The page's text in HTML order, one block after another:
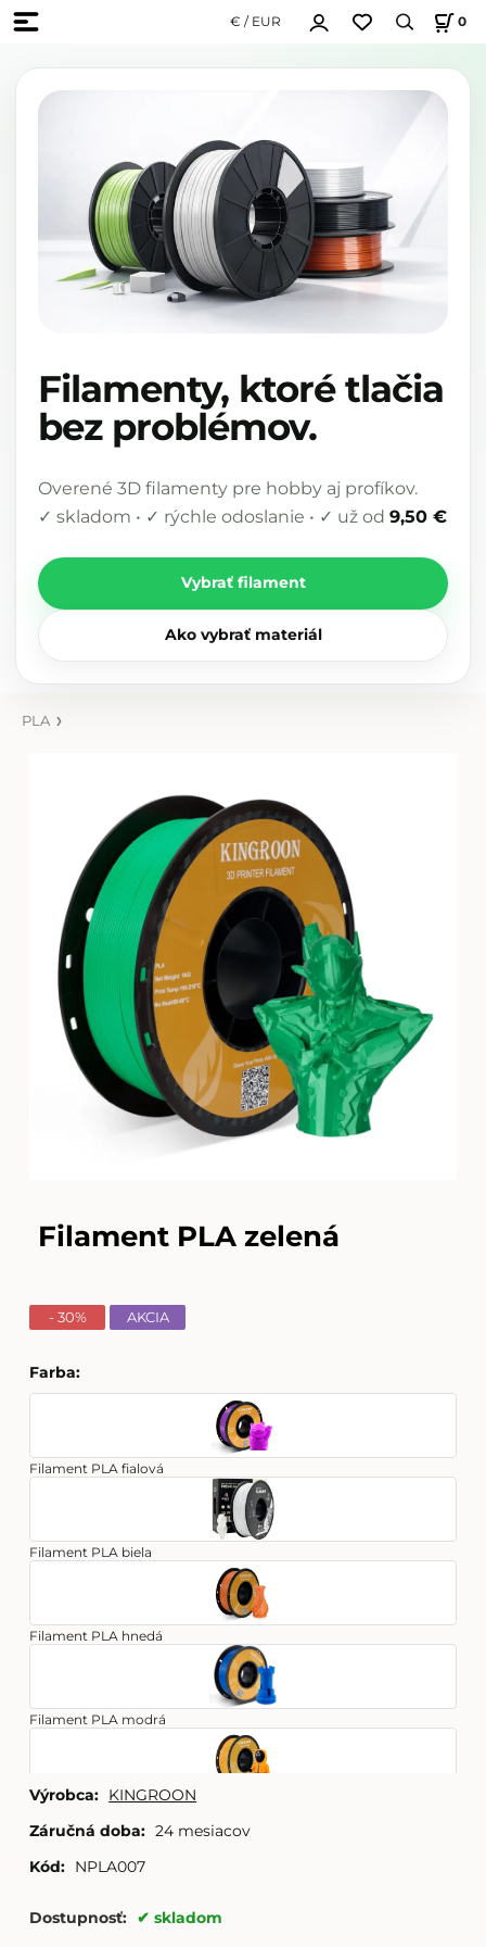
€ / EUR 0
Filamenty, ktoré tlačia
bez problémov.
Overené 3D filamenty pre hobby aj profíkov.
✓ skladom • ✓ rýchle odoslanie • ✓ už od 9,50 €
Vybrať filament
Ako vybrať materiál
PLA
Filament PLA zelená
- 30% AKCIA
Farba:
Filament PLA fialová
Filament PLA biela
Filament PLA hnedá
Filament PLA modrá
Filament PLA oranžová
Výrobca: KINGROON
Záručná doba: 24 mesiacov
Kód: NPLA007
Dostupnosť: skladom